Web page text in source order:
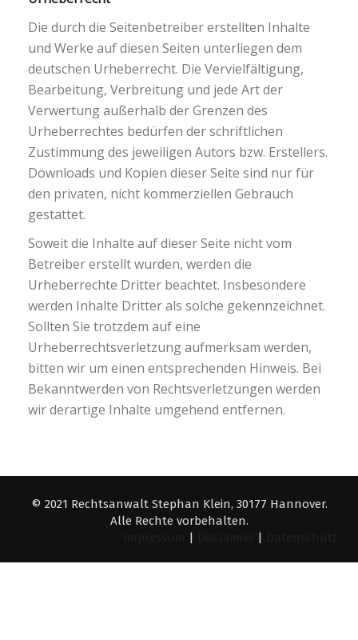
Die durch die Seitenbetreiber erstellten Inhalte
und Werke auf diesen Seiten unterliegen dem
deutschen Urheberrecht. Die Vervielfältigung,
Bearbeitung, Verbreitung und jede Art der
Verwertung außerhalb der Grenzen des
Urheberrechtes bedürfen der schriftlichen
Zustimmung des jeweiligen Autors bzw. Erstellers.
Downloads und Kopien dieser Seite sind nur für
den privaten, nicht kommerziellen Gebrauch
gestattet.
Soweit die Inhalte auf dieser Seite nicht vom
Betreiber erstellt wurden, werden die
Urheberrechte Dritter beachtet. Insbesondere
werden Inhalte Dritter als solche gekennzeichnet.
Sollten Sie trotzdem auf eine
Urheberrechtsverletzung aufmerksam werden,
bitten wir um einen entsprechenden Hinweis. Bei
Bekanntwerden von Rechtsverletzungen werden
wir derartige Inhalte umgehend entfernen.
© 2021 Rechtsanwalt Stephan Klein, 30177 Hannover.
Alle Rechte vorbehalten.
| |